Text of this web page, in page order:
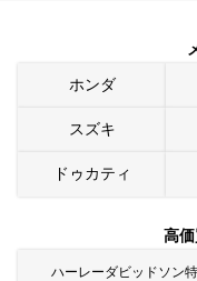
ホンダ
スズキ
ドゥカティ
高価
ハーレーダビッドソン